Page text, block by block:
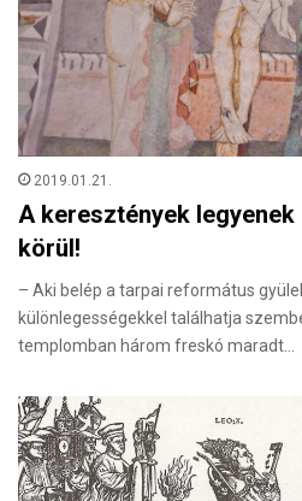
2019.01.21.
A keresztények
körül!
– Aki belép a tarpai református
különlegességekkel találhatja
templomban három freskó maradt…